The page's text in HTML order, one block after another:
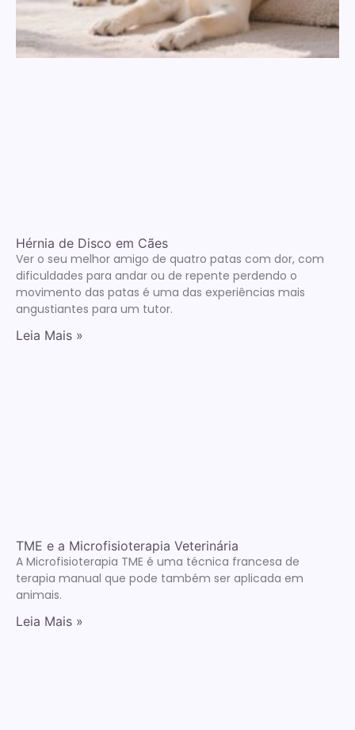
Hérnia de Disco em Cães
Ver o seu melhor amigo de quatro patas com dor, com
dificuldades para andar ou de repente perdendo o
movimento das patas é uma das experiências mais
angustiantes para um tutor.
Leia Mais »
TME e a Microfisioterapia Veterinária
A Microfisioterapia TME é uma técnica francesa de
terapia manual que pode também ser aplicada em
animais.
Leia Mais »